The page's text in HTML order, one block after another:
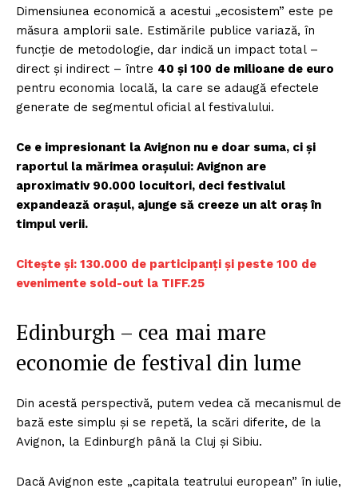
Dimensiunea economică a acestui „ecosistem” este pe
măsura amplorii sale. Estimările publice variază, în
funcție de metodologie, dar indică un impact total –
direct și indirect – între 40 și 100 de milioane de euro
pentru economia locală, la care se adaugă efectele
generate de segmentul oficial al festivalului.
Ce e impresionant la Avignon nu e doar suma, ci și
raportul la mărimea orașului: Avignon are
aproximativ 90.000 locuitori, deci festivalul
expandează orașul, ajunge să creeze un alt oraș în
timpul verii.
Citește și: 130.000 de participanți și peste 100 de
evenimente sold-out la TIFF.25
Edinburgh – cea mai mare
economie de festival din lume
Din acestă perspectivă, putem vedea că mecanismul de
bază este simplu și se repetă, la scări diferite, de la
Avignon, la Edinburgh până la Cluj și Sibiu.
Dacă Avignon este „capitala teatrului european” în iulie,